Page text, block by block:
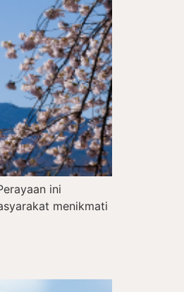
ini
menikmati